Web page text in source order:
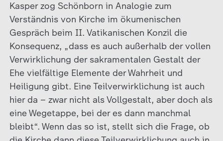
Kasper zog Schönborn in Analogie zum
Verständnis von Kirche im ökumenischen
Gespräch beim II. Vatikanischen Konzil die
Konsequenz, „dass es auch außerhalb der vollen
Verwirklichung der sakramentalen Gestalt der
Ehe vielfältige Elemente der Wahrheit und
Heiligung gibt. Eine Teilverwirklichung ist auch
hier da – zwar nicht als Vollgestalt, aber doch als
eine Wegetappe, bei der es dann manchmal
bleibt“. Wenn das so ist, stellt sich die Frage, ob